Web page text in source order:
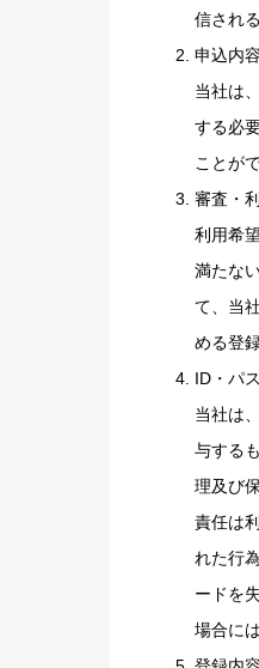
信され
申込内容
当社は
する必
ことが
審査・
利用希
満たな
て、当
める登
ID・パ
当社は
与する
理及び
責任は
れた行
ードを
場合に